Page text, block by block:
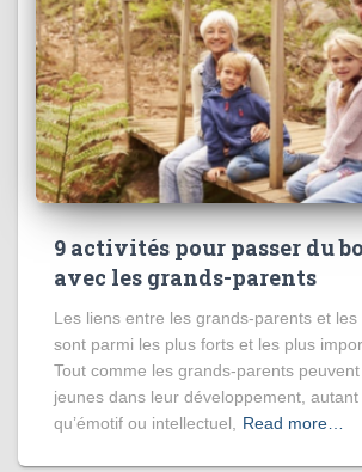
9 activités pour passer du
avec les grands-parents
Les liens entre les grands-parents et
sont parmi les plus forts et les plus
Tout comme les grands-parents
jeunes dans leur développement, autant
qu’émotif ou intellectuel,
Read more…